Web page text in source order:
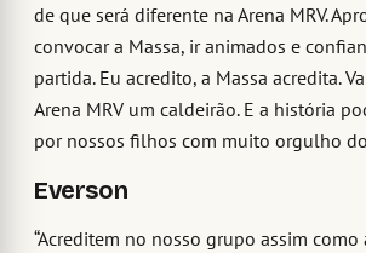
de que será diferente na Arena MRV.
convocar a Massa, ir animados e
partida. Eu acredito, a Massa acredita.
Arena MRV um caldeirão. E a história
por nossos filhos com muito orgulho do
Everson
“Acreditem no nosso grupo assim como